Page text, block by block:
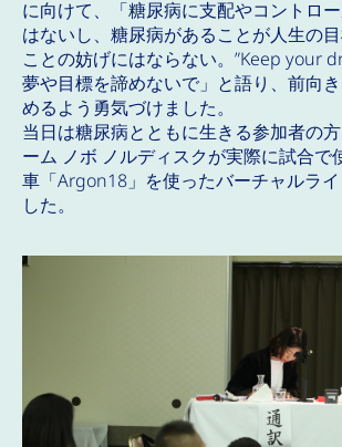
に向けて、「糖尿病に支配やコントロ
はないし、糖尿病があることが人生の
ことの妨げにはならない。”Keep your
夢や目標を諦めないで」と語り、前向
めるよう勇気づけました。
当日は糖尿病とともに生きる参加者の
ーム ノボ ノルディスクが実際に試合で
車「Argon18」を使ったバーチャルラ
した。